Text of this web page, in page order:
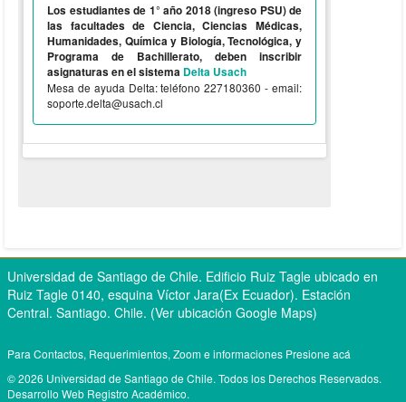
Los estudiantes de 1° año 2018 (ingreso PSU) de
las facultades de Ciencia, Ciencias Médicas,
Humanidades, Química y Biología, Tecnológica, y
Programa de Bachillerato, deben inscribir
asignaturas en el sistema Delta Usach
Mesa de ayuda Delta: teléfono 227180360 - email:
soporte.delta@usach.cl
Universidad de Santiago de Chile. Edificio Ruiz Tagle ubicado en
Ruiz Tagle 0140, esquina Víctor Jara(Ex Ecuador). Estación
Central. Santiago. Chile. (Ver ubicación Google Maps)
Para Contactos, Requerimientos, Zoom e informaciones Presione acá
© 2026 Universidad de Santiago de Chile. Todos los Derechos Reservados.
Desarrollo Web Registro Académico.